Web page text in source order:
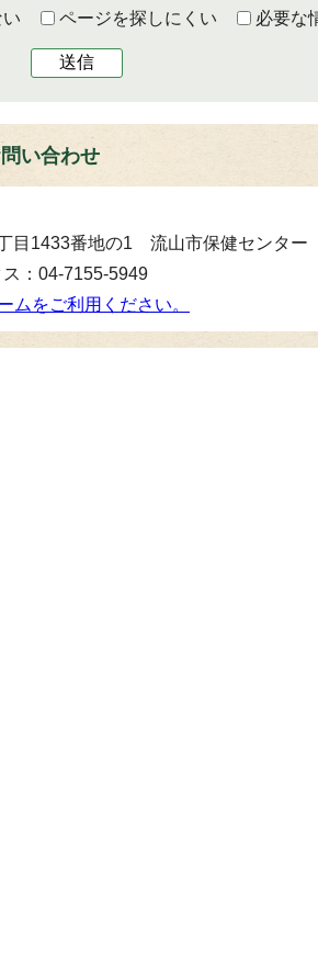
ページを探しにくい 必要な
送信
い合わせ
目1433番地の1 流山市保健センター
：04-7155-5949
ムをご利用ください。